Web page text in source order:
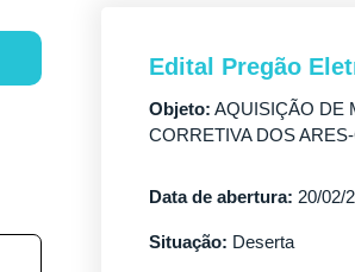
Edital Pregão
Objeto: AQUISIÇÃO DE
CORRETIVA DOS
Data de abertura: 20/02/
Situação: Deserta